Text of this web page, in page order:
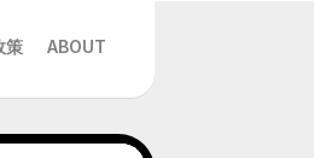
策 ABOUT